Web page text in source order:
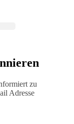
zu
Adresse